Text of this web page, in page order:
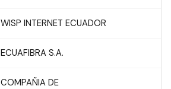
WISP INTERNET ECUADOR
ECUAFIBRA S.A.
COMPAÑIA DE